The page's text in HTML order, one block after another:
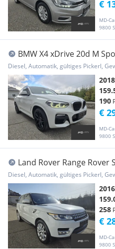
MD-
9800
€
BMW X4 xDrive 20d M
Diesel, Automatik, gültiges Pickerl,
2018
190
MD-
9800
€
Land Rover Range Rover
Diesel, Automatik, gültiges Pickerl,
2016
258
MD-
9800
€